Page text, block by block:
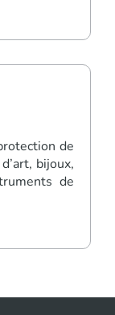
de
bijoux,
de